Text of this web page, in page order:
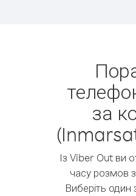
за
Із Viber Out ви
часу розмов
Виберіть один